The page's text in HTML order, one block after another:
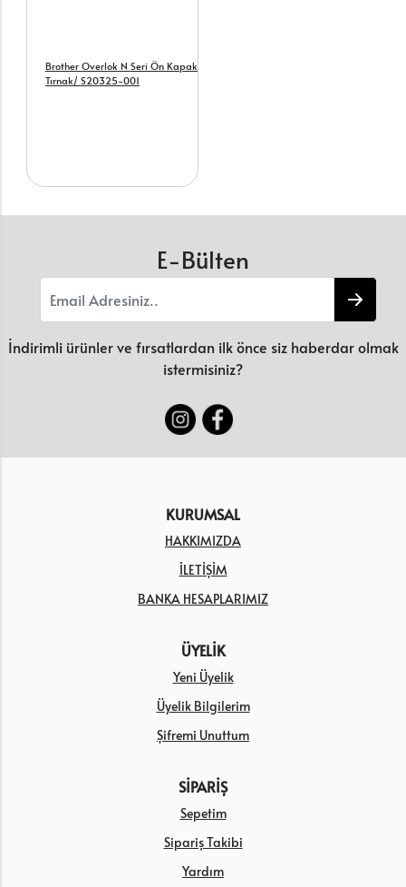
Brother Overlok N Seri Ön Kapak
Tırnak/ S20325-001
E-Bülten
İndirimli ürünler ve fırsatlardan ilk önce siz haberdar olmak
istermisiniz?
KURUMSAL
HAKKIMIZDA
İLETİŞİM
BANKA HESAPLARIMIZ
ÜYELİK
Yeni Üyelik
Üyelik Bilgilerim
Şifremi Unuttum
SİPARİŞ
Sepetim
Sipariş Takibi
Yardım